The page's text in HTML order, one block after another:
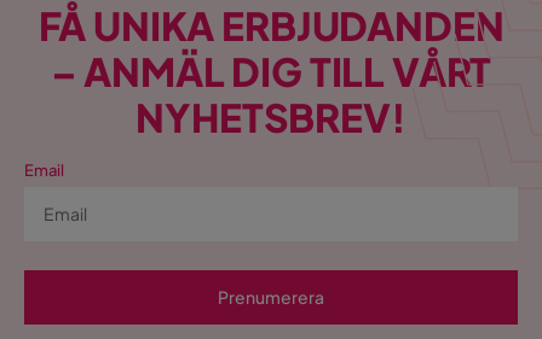
FÅ UNIKA ERBJUDANDEN
– ANMÄL DIG TILL VÅRT
NYHETSBREV!
Email
Prenumerera